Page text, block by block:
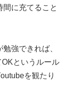
間に充てること
強できれば、
というルール
を観たり